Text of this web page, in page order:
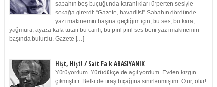
sabahın beş buçuğunda karanlıkları ürperten sesiyle
sokağa girerdi: “Gazete, havadiis!” Sabahın dördünde
yazı makinemin başına geçtiğim için, bu ses, bu kara,
yağmura, ayaza kafa tutan bu canlı, bu pırıl pırıl ses beni yazı makinemin
başında bulurdu. Gazete […]
Hişt, Hişt! / Sait Faik ABASIYANIK
Yürüyordum. Yürüdükçe de açılıyordum. Evden kızgın
çıkmıştım. Belki de tıraş bıçağına sinirlenmiştim. Olur, olur!